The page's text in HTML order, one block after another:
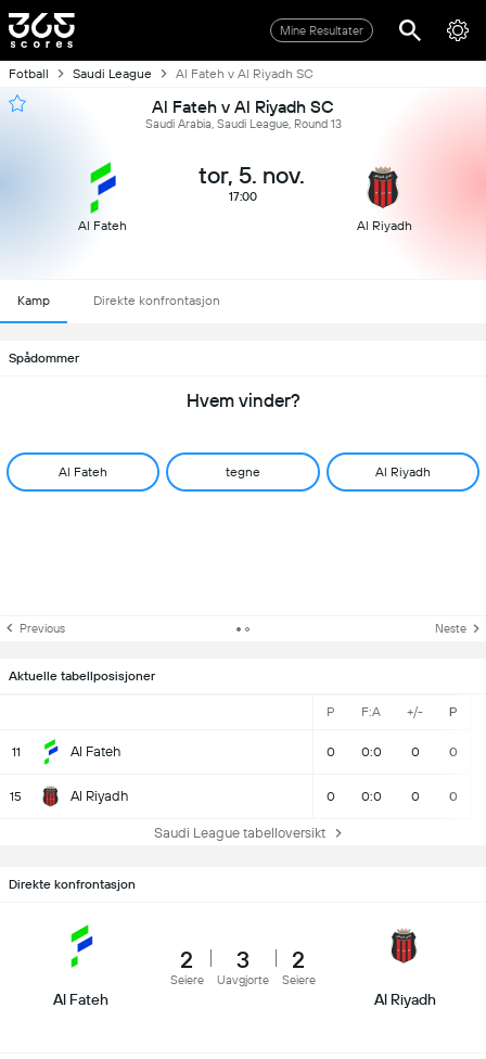
Mine Resultater
Fotball Saudi League Al Fateh v Al Riyadh SC
Al Fateh v Al Riyadh SC
Saudi Arabia, Saudi League, Round 13
Al Fateh
tor, 5. nov.
17:00
Al Riyadh
Kamp Direkte konfrontasjon
Spådommer
Hvem vinder?
Al Fateh tegne Al Riyadh
Previous Neste
Aktuelle tabellposisjoner
P F:A +/- P
11 Al Fateh 0 0:0 0 0
15 Al Riyadh 0 0:0 0 0
Saudi League tabelloversikt
Direkte konfrontasjon
Al Fateh
2
Seiere
3
Uavgjorte
2
Seiere
Al Riyadh